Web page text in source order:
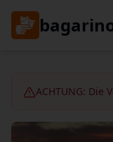
ACHTUNG: Die